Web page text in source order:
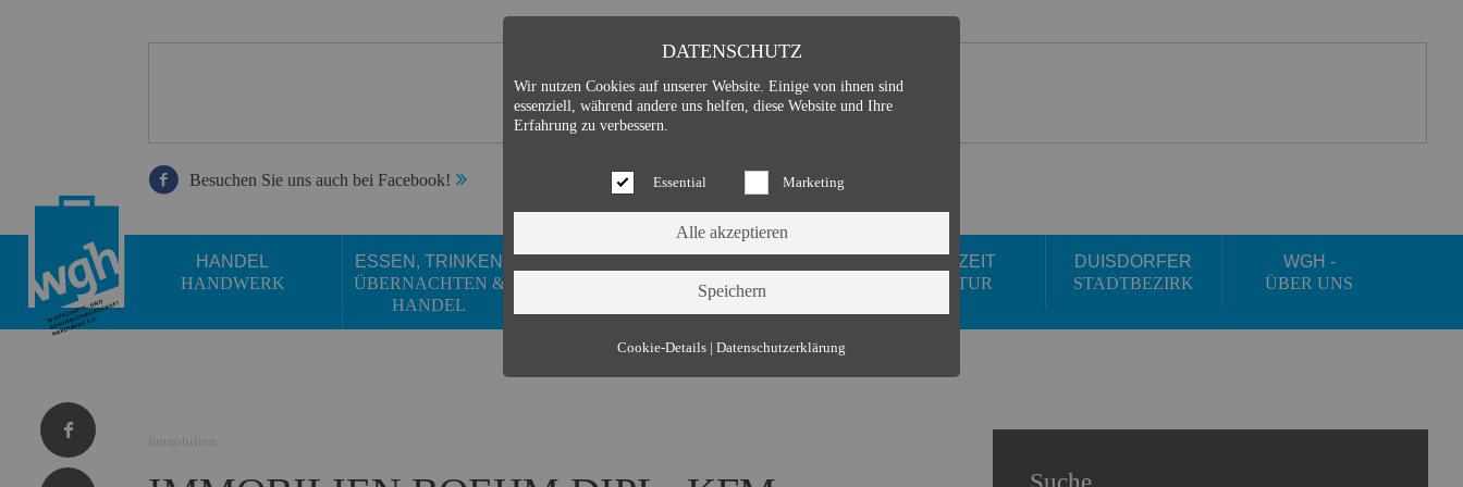
Besuchen Sie uns auch bei Facebook!
HANDEL
HANDWERK
ESSEN, TRINKEN
ÜBERNACHTEN &
HANDEL
FREIZEIT
KULTUR
DUISDORFER
STADTBEZIRK
WGH -
ÜBER UNS
Immobilien
DATENSCHUTZ
Wir nutzen Cookies auf unserer Website. Einige von ihnen sind
essenziell, während andere uns helfen, diese Website und Ihre
Erfahrung zu verbessern.
Essential Marketing
Essential (3)
Name:
Cookie Hinweis
Cookie-Details | Datenschutzerklärung